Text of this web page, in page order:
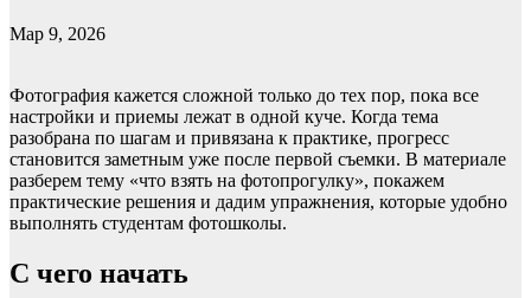
Мар 9, 2026
Фотография кажется сложной только до тех пор, пока все
настройки и приемы лежат в одной куче. Когда тема
разобрана по шагам и привязана к практике, прогресс
становится заметным уже после первой съемки. В материале
разберем тему «что взять на фотопрогулку», покажем
практические решения и дадим упражнения, которые удобно
выполнять студентам фотошколы.
С чего начать